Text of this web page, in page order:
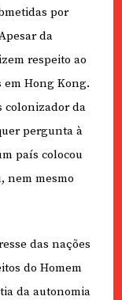
por
da
respeito ao
em Hong Kong.
colonizador da
pergunta à
país colocou
nem mesmo
das nações
do Homem
da autonomia